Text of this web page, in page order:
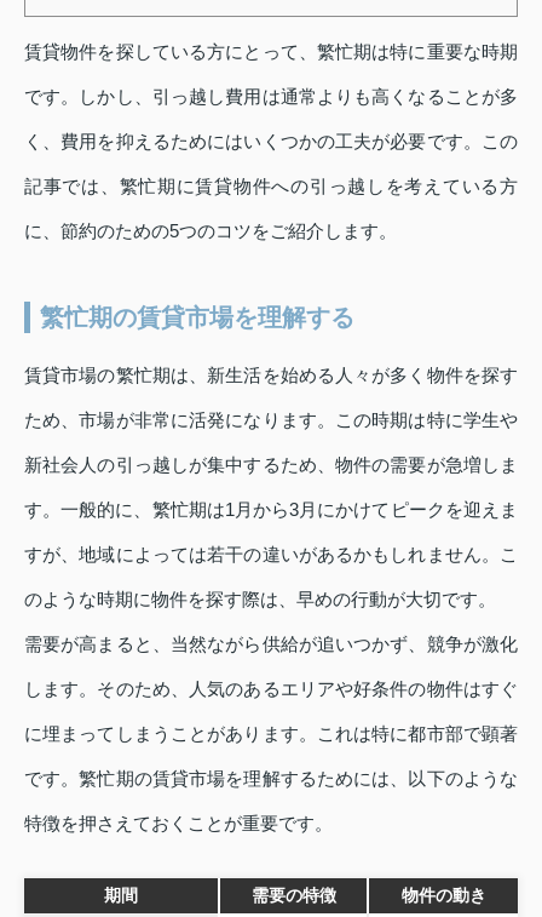
賃貸物件を探している方にとって、繁忙期は特に重要な時期
です。しかし、引っ越し費用は通常よりも高くなることが多
く、費用を抑えるためにはいくつかの工夫が必要です。この
記事では、繁忙期に賃貸物件への引っ越しを考えている方
に、節約のための5つのコツをご紹介します。
繁忙期の賃貸市場を理解する
賃貸市場の繁忙期は、新生活を始める人々が多く物件を探す
ため、市場が非常に活発になります。この時期は特に学生や
新社会人の引っ越しが集中するため、物件の需要が急増しま
す。一般的に、繁忙期は1月から3月にかけてピークを迎えま
すが、地域によっては若干の違いがあるかもしれません。こ
のような時期に物件を探す際は、早めの行動が大切です。
需要が高まると、当然ながら供給が追いつかず、競争が激化
します。そのため、人気のあるエリアや好条件の物件はすぐ
に埋まってしまうことがあります。これは特に都市部で顕著
です。繁忙期の賃貸市場を理解するためには、以下のような
特徴を押さえておくことが重要です。
期間 需要の特徴 物件の動き